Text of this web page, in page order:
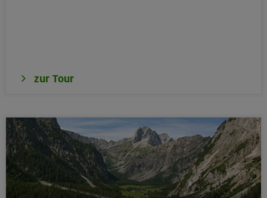
zur Tour